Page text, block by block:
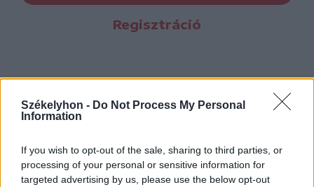
Székelyhon - Do Not Process My Personal
Information
If you wish to opt-out of the sale, sharing to third parties, or
processing of your personal or sensitive information for
targeted advertising by us, please use the below opt-out
Regisztráció